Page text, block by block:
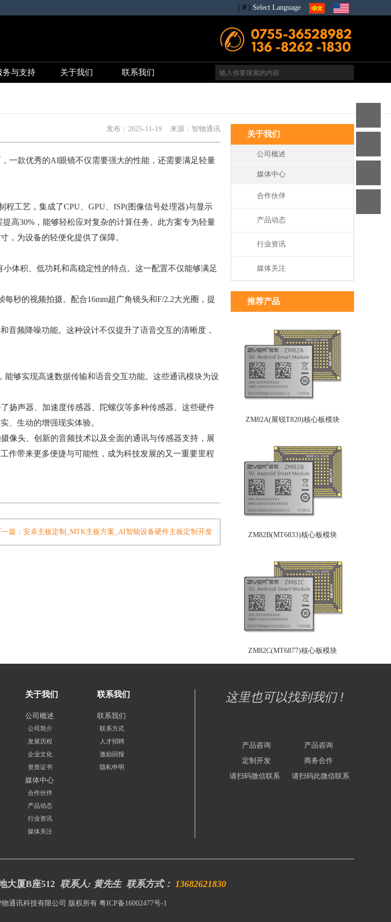
( 0 ) Select Language
务与支持 关于我们 联系我们
发布： 2025-11-19 来源：智物通讯
款优秀的AI眼镜不仅需要强大的性能，还需要满足轻量
工艺，集成了CPU、GPU、ISP(图像信号处理器)与显示
高30%，能够轻松应对复杂的计算任务。此方案专为轻量
，为设备的轻便化提供了保障。
体积、低功耗和高稳定性的特点。这一配置不仅能够满足
秒的视频拍摄。配合16mm超广角镜头和F/2.2大光圈，提
频降噪功能。这种设计不仅提升了语音交互的清晰度，
够实现高速数据传输和语音交互功能。这些通讯模块为设
声器、加速度传感器、陀螺仪等多种传感器。这些硬件
、生动的增强现实体验。
头、创新的音频技术以及全面的通讯与传感器支持，展
作带来更多便捷与可能性，成为科技发展的又一重要里程
一篇：安卓主板定制_MTK主板方案_AI智能设备硬件主板定制开发
关于我们
公司概述
媒体中心
合作伙伴
产品动态
行业资讯
媒体关注
推荐产品
ZM82A(展锐T820)核心板模块
ZM82B(MT6833)核心板模块
ZM82C(MT6877)核心板模块
关于我们
公司概述
公司简介
发展历程
企业文化
资质证书
媒体中心
合作伙伴
产品动态
行业资讯
媒体关注
联系我们
联系我们
联系方式
人才招聘
激励回报
隐私申明
这里也可以找到我们 !
产品咨询
定制开发
请扫码微信联系
产品咨询
商务合作
请扫码此微信联系
大厦B座512联系人: 黄先生 联系方式： 13682621830
物通讯科技有限公司 版权所有 粤ICP备16002477号-1